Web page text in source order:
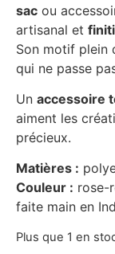
sac ou
artisanal et
Son motif plein
qui ne passe
Un accessoire
aiment les
précieux.
Matières :
Couleur : rose-
faite main en
Plus que 1 en